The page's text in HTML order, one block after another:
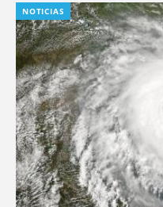
NOTICIAS